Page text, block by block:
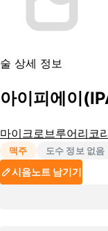
술 상세 정보
아이피에이
마이크로브루어리코
맥주 도수 정보 없음
시음노트 남기기